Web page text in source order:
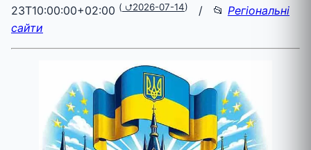
23T10:00:00+02:00 ( ⮍2026-07-14) / 📂 Регіональні
сайти